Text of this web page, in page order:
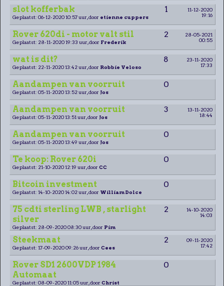
slot kofferbak 1
11-12-2020
19:16
Geplaatst: 06-12-2020 10:57 uur, door etienne cuppers
Rover 620di - motor valt stil 2
28-05-2021
00:55
Geplaatst: 28-11-2020 19:33 uur, door Frederik
wat is dit? 8
23-11-2020
17:33
Geplaatst: 22-11-2020 13:42 uur, door Robbie Veloso
Aandampen van voorruit 0
Geplaatst: 05-11-2020 13:52 uur, door Jos
Aandampen van voorruit 3
13-11-2020
18:44
Geplaatst: 05-11-2020 13:51 uur, door Jos
Aandampen van voorruit 0
Geplaatst: 05-11-2020 13:49 uur, door Jos
Te koop: Rover 620i 0
Geplaatst: 21-10-2020 12:19 uur, door CC
Bitcoin investment 0
Geplaatst: 14-10-2020 14:02 uur, door William Dolce
75 cdti sterling LWB , starlight
silver
2
14-10-2020
14:03
Geplaatst: 28-09-2020 08:30 uur, door Pim
Steekmaat 2
09-11-2020
17:42
Geplaatst: 17-09-2020 09:26 uur, door Cees
Rover SD1 2600VDP 1984
Automaat
0
Geplaatst: 08-09-2020 11:05 uur, door Christ